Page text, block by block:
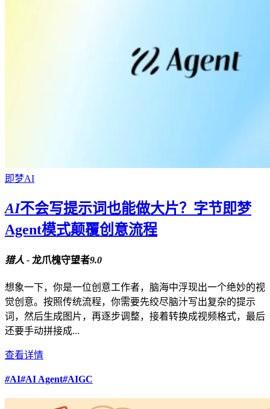
即梦AI
AI不会写提示词也能做大片？字节即梦
Agent模式颠覆创意流程
猎人 - 龙爪槐守望者9.0
想象一下，你是一位创意工作者，脑海中浮现出一个绝妙的视
觉创意。按照传统流程，你需要先绞尽脑汁写出复杂的提示
词，然后生成图片，再逐步调整，接着转换成视频格式，最后
还要手动拼接成...
查看详情
#AI#AI Agent#AIGC